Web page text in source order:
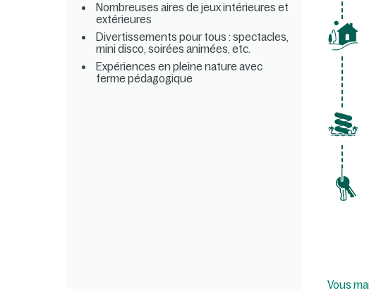
Nombreuses aires de jeux intérieures et
extérieures
Divertissements pour tous : spectacles,
mini disco, soirées animées, etc.
Expériences en pleine nature avec
ferme pédagogique
Vous